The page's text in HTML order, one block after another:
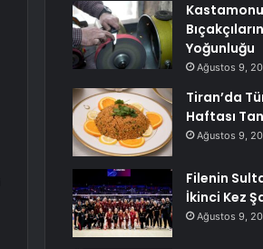
Yoğunluğu
Ağustos 9,
Tiran’da
Haftası
Ağustos 9,
Filenin
İkinci Kez
Ağustos 9,